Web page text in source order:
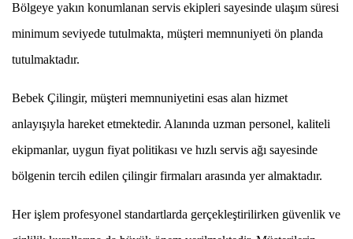
Bölgeye yakın konumlanan servis ekipleri sayesinde ulaşım süresi
minimum seviyede tutulmakta, müşteri memnuniyeti ön planda
tutulmaktadır.
Bebek Çilingir, müşteri memnuniyetini esas alan hizmet
anlayışıyla hareket etmektedir. Alanında uzman personel, kaliteli
ekipmanlar, uygun fiyat politikası ve hızlı servis ağı sayesinde
bölgenin tercih edilen çilingir firmaları arasında yer almaktadır.
Her işlem profesyonel standartlarda gerçekleştirilirken güvenlik ve